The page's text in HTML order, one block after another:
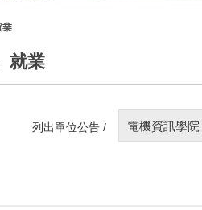
業
就業
列出單位公告 / 電機資訊學院